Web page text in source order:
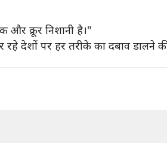
और क्रूर निशानी है।"
देशों पर हर तरीके का दबाव डालने